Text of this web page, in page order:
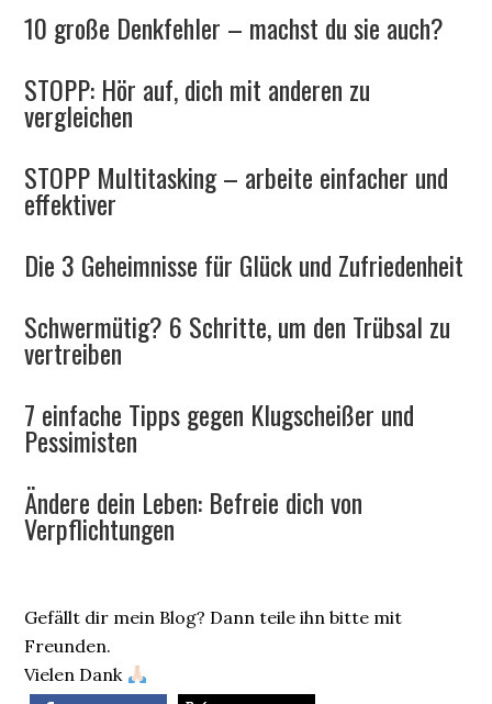
10 große Denkfehler – machst du sie auch?
STOPP: Hör auf, dich mit anderen zu
vergleichen
STOPP Multitasking – arbeite einfacher und
effektiver
Die 3 Geheimnisse für Glück und Zufriedenheit
Schwermütig? 6 Schritte, um den Trübsal zu
vertreiben
7 einfache Tipps gegen Klugscheißer und
Pessimisten
Ändere dein Leben: Befreie dich von
Verpflichtungen
Gefällt dir mein Blog? Dann teile ihn bitte mit
Freunden.
Vielen Dank